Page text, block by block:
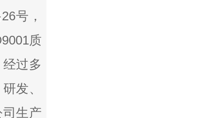
号，
质
过多
发、
生产